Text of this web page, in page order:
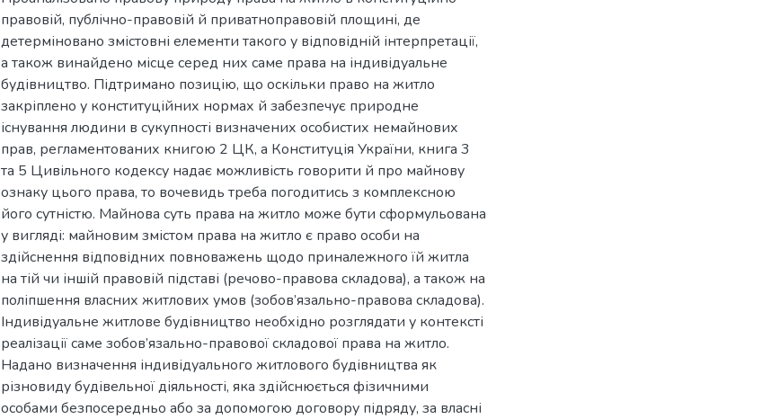
правовій, публічно-правовій й приватноправовій площині, де
детерміновано змістовні елементи такого у відповідній інтерпретації,
а також винайдено місце серед них саме права на індивідуальне
будівництво. Підтримано позицію, що оскільки право на житло
закріплено у конституційних нормах й забезпечує природне
існування людини в сукупності визначених особистих немайнових
прав, регламентованих книгою 2 ЦК, а Конституція України, книга 3
та 5 Цивільного кодексу надає можливість говорити й про майнову
ознаку цього права, то вочевидь треба погодитись з комплексною
його сутністю. Майнова суть права на житло може бути сформульована
у вигляді: майновим змістом права на житло є право особи на
здійснення відповідних повноважень щодо приналежного їй житла
на тій чи іншій правовій підставі (речово-правова складова), а також на
поліпшення власних житлових умов (зобов’язально-правова складова).
Індивідуальне житлове будівництво необхідно розглядати у контексті
реалізації саме зобов’язально-правової складової права на житло.
Надано визначення індивідуального житлового будівництва як
різновиду будівельної діяльності, яка здійснюється фізичними
особами безпосередньо або за допомогою договору підряду, за власні